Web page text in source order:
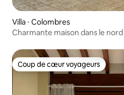
Villa ⋅ Colombres
Charmante maison dans le nord
Coup de cœur voyageurs
Coup de cœur voyageurs